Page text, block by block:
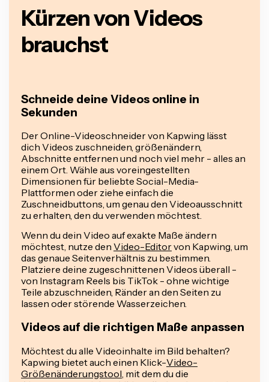
Kürzen von Videos
brauchst
Schneide deine Videos online in
Sekunden
Der Online-Videoschneider von Kapwing lässt
dich Videos zuschneiden, größenändern,
Abschnitte entfernen und noch viel mehr - alles an
einem Ort. Wähle aus voreingestellten
Dimensionen für beliebte Social-Media-
Plattformen oder ziehe einfach die
Zuschneidbuttons, um genau den Videoausschnitt
zu erhalten, den du verwenden möchtest.
Wenn du dein Video auf exakte Maße ändern
möchtest, nutze den Video-Editorvon Kapwing, um
das genaue Seitenverhältnis zu bestimmen.
Platziere deine zugeschnittenen Videos überall -
von Instagram Reels bis TikTok - ohne wichtige
Teile abzuschneiden, Ränder an den Seiten zu
lassen oder störende Wasserzeichen.
Videos auf die richtigen Maße anpassen
Möchtest du alle Videoinhalte im Bild behalten?
Kapwing bietet auch einen Klick-Video-
Größenänderungstool , mit dem du die